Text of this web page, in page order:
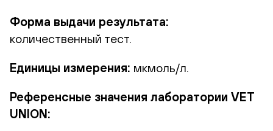
Форма выдачи результата:
количественный тест.
Единицы измерения: мкмоль/л.
Референсные значения лаборатории VET
UNION: